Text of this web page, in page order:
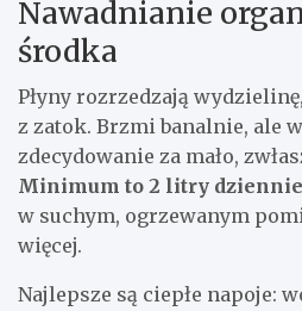
Nawadnianie
środka
Płyny rozrzedzają
z zatok. Brzmi banalnie, ale
zdecydowanie za mało,
Minimum to 2 litry dziennie
w suchym, ogrzewanym
więcej.
Najlepsze są ciepłe napoje: